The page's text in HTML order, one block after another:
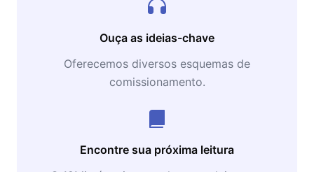
Ouça as ideias-chave
Oferecemos diversos esquemas de
comissionamento.
Encontre sua próxima leitura